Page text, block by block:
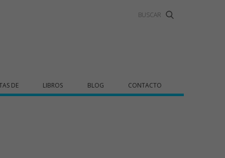
DE LIBROS BLOG CONTACTO